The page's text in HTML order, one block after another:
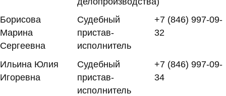
Борисова
Марина
Сергеевна
Судебный
пристав-
исполнитель
+7 (846) 997-09-
32
Ильина Юлия
Игоревна
Судебный
пристав-
исполнитель
+7 (846) 997-09-
34